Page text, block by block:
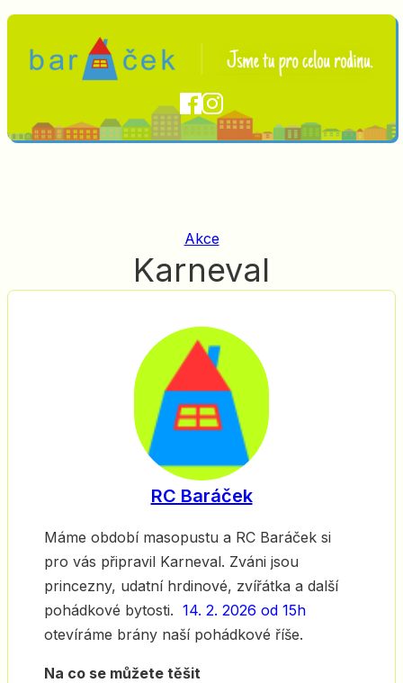
Akce
Karneval
RC Baráček
Máme období masopustu a RC Baráček si
pro vás připravil Karneval. Zváni jsou
princezny, udatní hrdinové, zvířátka a další
pohádkové bytosti. 14. 2. 2026 od 15h
otevíráme brány naší pohádkové říše.
Na co se můžete těšit